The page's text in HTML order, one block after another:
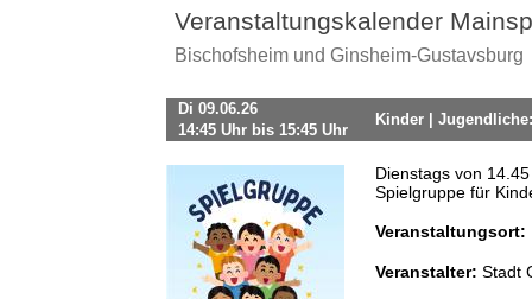
Veranstaltungskalender
Bischofsheim und Ginsheim-Gustavsburg
Di 09.06.26
14:45 Uhr bis 15:45 Uhr
Kinder |
Dienstags von
Spielgruppe für
Veranstaltungsort:
Veranstalter: Stadt